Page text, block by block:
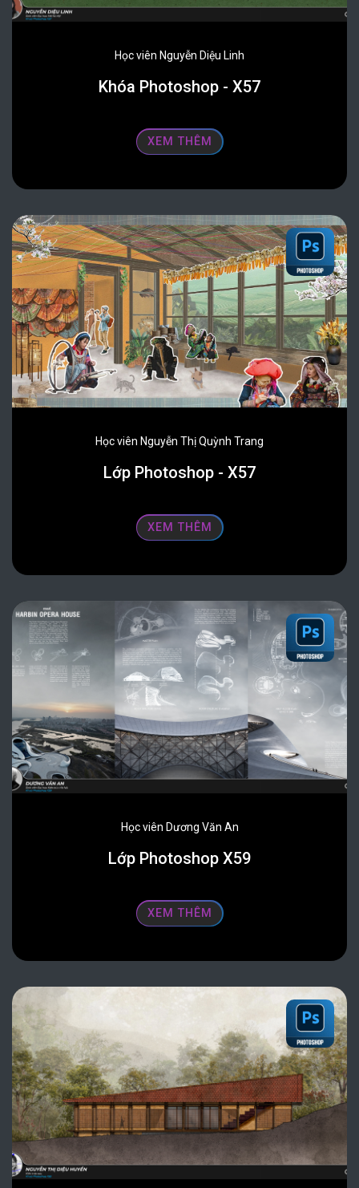
Học viên Nguyễn Diệu Linh
Khóa Photoshop - X57
XEM THÊM
Học viên Nguyễn Thị Quỳnh Trang
Lớp Photoshop - X57
XEM THÊM
Học viên Dương Văn An
Lớp Photoshop X59
XEM THÊM